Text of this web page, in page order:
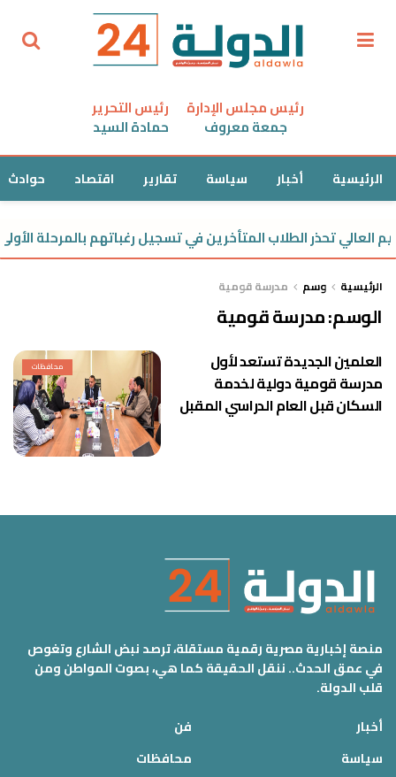
رئيس مجلس الإدارة
جمعة معروف
رئيس التحرير
حمادة السيد
الرئيسية أخبار سياسة تقارير اقتصاد حوادث
العالي تحذر الطلاب المتأخرين في تسجيل رغباتهم بالمرحلة
الرئيسية وسم مدرسة قومية
الوسم:مدرسة قومية
محافظات
العلمين الجديدة تستعد لأول
مدرسة قومية دولية لخدمة
السكان قبل العام الدراسي المقبل
منصة إخبارية مصرية رقمية مستقلة، ترصد نبض الشارع وتغوص
في عمق الحدث.. ننقل الحقيقة كما هي، بصوت المواطن ومن
قلب الدولة.
أخبار
سياسة
فن
محافظات